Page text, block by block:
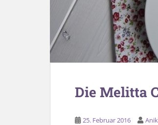
Die Melitta
25. Februar 2016